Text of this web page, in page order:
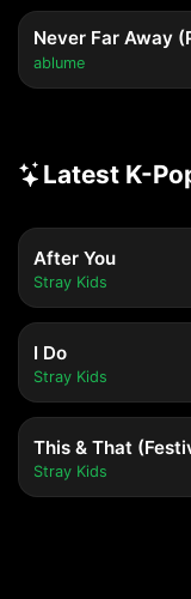
ablume
Latest K-
After You
Stray Kids
I Do
Stray Kids
This & That
Stray Kids